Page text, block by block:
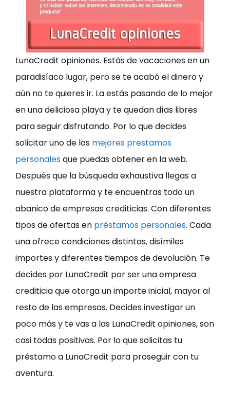
LunaCredit opiniones. Estás de vacaciones en un
paradisíaco lugar, pero se te acabó el dinero y
aún no te quieres ir. La estás pasando de lo mejor
en una deliciosa playa y te quedan días libres
para seguir disfrutando. Por lo que decides
solicitar uno de los mejores prestamos
personales que puedas obtener en la web.
Después que la búsqueda exhaustiva llegas a
nuestra plataforma y te encuentras todo un
abanico de empresas crediticias. Con diferentes
tipos de ofertas en préstamos personales. Cada
una ofrece condiciones distintas, disímiles
importes y diferentes tiempos de devolución. Te
decides por LunaCredit por ser una empresa
crediticia que otorga un importe inicial, mayor al
resto de las empresas. Decides investigar un
poco más y te vas a las LunaCredit opiniones, son
casi todas positivas. Por lo que solicitas tu
préstamo a LunaCredit para proseguir con tu
aventura.